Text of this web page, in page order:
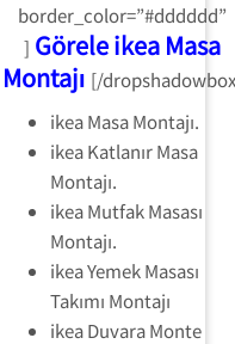
border_color=”#dddddd”
] Görele ikea Masa
Montajı [/
ikea Masa Montajı.
ikea Katlanır Masa
Montajı.
ikea Mutfak Masası
Montajı.
ikea Yemek Masası
Takımı Montajı
ikea Duvara Monte